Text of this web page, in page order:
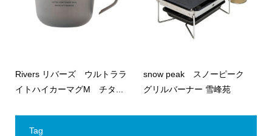
Rivers リバーズ ウルトララ
イトハイカーマグM チタ...
snow peak スノーピーク
グリルバーナー 雪峰苑
Tag